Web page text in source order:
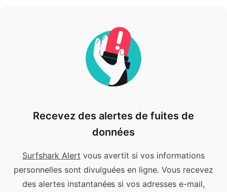
Recevez des alertes de fuites de
données
Surfshark Alert vous avertit si vos informations
personnelles sont divulguées en ligne. Vous recevez
des alertes instantanées si vos adresses e-mail,